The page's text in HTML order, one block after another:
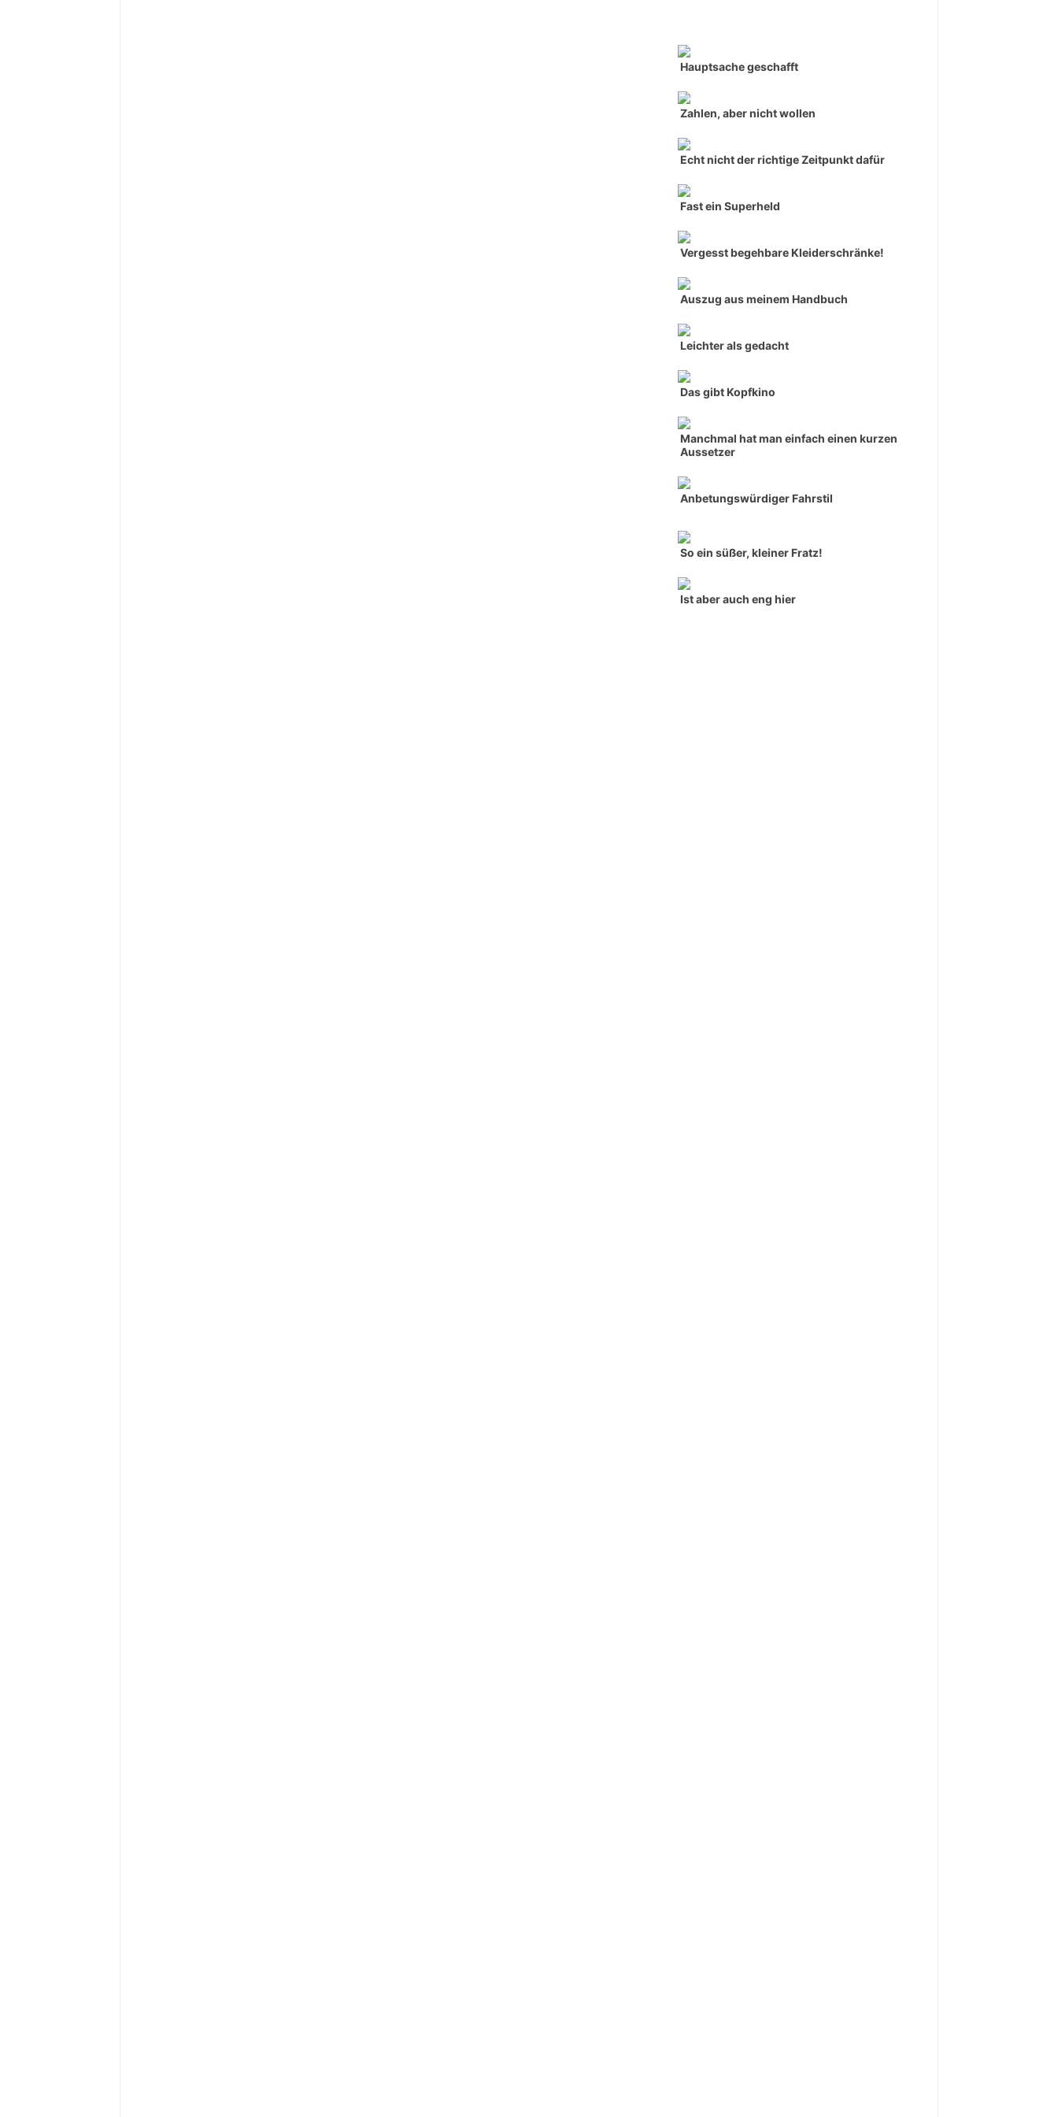
Hauptsache geschafft
Zahlen, aber nicht wollen
Echt nicht der richtige Zeitpunkt dafür
Fast ein Superheld
Vergesst begehbare Kleiderschränke!
Auszug aus meinem Handbuch
Leichter als gedacht
Das gibt Kopfkino
Manchmal hat man einfach einen kurzen
Aussetzer
Anbetungswürdiger Fahrstil
So ein süßer, kleiner Fratz!
Ist aber auch eng hier